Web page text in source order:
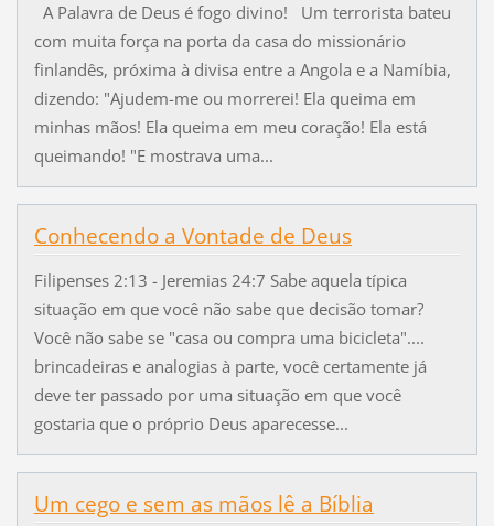
A Palavra de Deus é fogo divino! Um terrorista bateu
com muita força na porta da casa do missionário
finlandês, próxima à divisa entre a Angola e a Namíbia,
dizendo: "Ajudem-me ou morrerei! Ela queima em
minhas mãos! Ela queima em meu coração! Ela está
queimando! "E mostrava uma...
Conhecendo a Vontade de Deus
Filipenses 2:13 - Jeremias 24:7 Sabe aquela típica
situação em que você não sabe que decisão tomar?
Você não sabe se "casa ou compra uma bicicleta"....
brincadeiras e analogias à parte, você certamente já
deve ter passado por uma situação em que você
gostaria que o próprio Deus aparecesse...
Um cego e sem as mãos lê a Bíblia